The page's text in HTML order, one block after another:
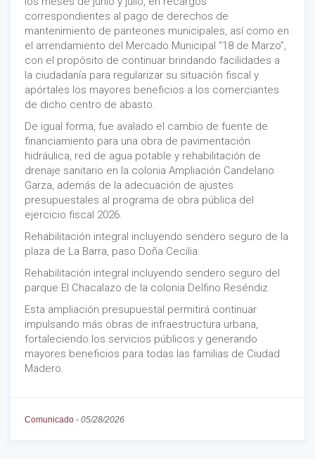
correspondientes al pago de derechos de
mantenimiento de panteones municipales, así como en
el arrendamiento del Mercado Municipal “18 de Marzo”,
con el propósito de continuar brindando facilidades a
la ciudadanía para regularizar su situación fiscal y
apórtales los mayores beneficios a los comerciantes
de dicho centro de abasto.
De igual forma, fue avalado el cambio de fuente de
financiamiento para una obra de pavimentación
hidráulica, red de agua potable y rehabilitación de
drenaje sanitario en la colonia Ampliación Candelario
Garza, además de la adecuación de ajustes
presupuestales al programa de obra pública del
ejercicio fiscal 2026.
Rehabilitación integral incluyendo sendero seguro de la
plaza de La Barra, paso Doña Cecilia.
Rehabilitación integral incluyendo sendero seguro del
parque El Chacalazo de la colonia Delfino Reséndiz.
Esta ampliación presupuestal permitirá continuar
impulsando más obras de infraestructura urbana,
fortaleciendo los servicios públicos y generando
mayores beneficios para todas las familias de Ciudad
Madero.
Comunicado - 05/28/2026